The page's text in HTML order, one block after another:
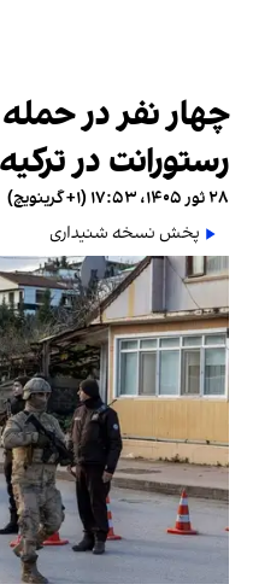
چهار نفر در
رستورانت در
۲۸ ثور ۱۴۰۵، ۱۷:۵۳ (‎+۱ گرینویچ)
پخش نسخه شنیداری